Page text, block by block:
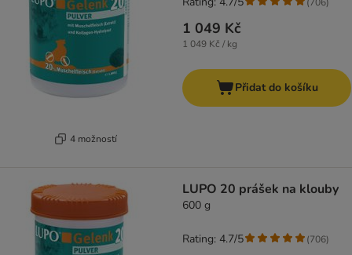
4 možností
1 049 Kč
1 049 Kč / kg
Přidat do košíku
LUPO 20 prášek na klouby
600 g
Rating: 4.7/5 (706)